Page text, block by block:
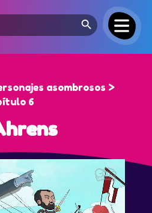
Search Button
asombrosos >
6